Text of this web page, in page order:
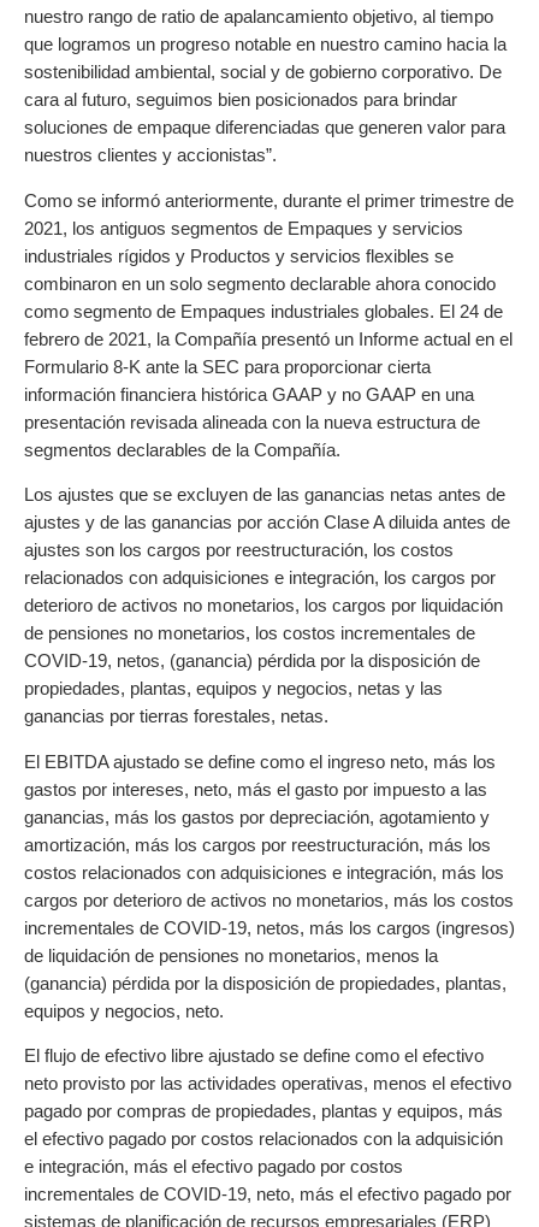
nuestro rango de ratio de apalancamiento objetivo, al tiempo
que logramos un progreso notable en nuestro camino hacia la
sostenibilidad ambiental, social y de gobierno corporativo. De
cara al futuro, seguimos bien posicionados para brindar
soluciones de empaque diferenciadas que generen valor para
nuestros clientes y accionistas”.
Como se informó anteriormente, durante el primer trimestre de
2021, los antiguos segmentos de Empaques y servicios
industriales rígidos y Productos y servicios flexibles se
combinaron en un solo segmento declarable ahora conocido
como segmento de Empaques industriales globales. El 24 de
febrero de 2021, la Compañía presentó un Informe actual en el
Formulario 8-K ante la SEC para proporcionar cierta
información financiera histórica GAAP y no GAAP en una
presentación revisada alineada con la nueva estructura de
segmentos declarables de la Compañía.
Los ajustes que se excluyen de las ganancias netas antes de
ajustes y de las ganancias por acción Clase A diluida antes de
ajustes son los cargos por reestructuración, los costos
relacionados con adquisiciones e integración, los cargos por
deterioro de activos no monetarios, los cargos por liquidación
de pensiones no monetarios, los costos incrementales de
COVID-19, netos, (ganancia) pérdida por la disposición de
propiedades, plantas, equipos y negocios, netas y las
ganancias por tierras forestales, netas.
El EBITDA ajustado se define como el ingreso neto, más los
gastos por intereses, neto, más el gasto por impuesto a las
ganancias, más los gastos por depreciación, agotamiento y
amortización, más los cargos por reestructuración, más los
costos relacionados con adquisiciones e integración, más los
cargos por deterioro de activos no monetarios, más los costos
incrementales de COVID-19, netos, más los cargos (ingresos)
de liquidación de pensiones no monetarios, menos la
(ganancia) pérdida por la disposición de propiedades, plantas,
equipos y negocios, neto.
El flujo de efectivo libre ajustado se define como el efectivo
neto provisto por las actividades operativas, menos el efectivo
pagado por compras de propiedades, plantas y equipos, más
el efectivo pagado por costos relacionados con la adquisición
e integración, más el efectivo pagado por costos
incrementales de COVID-19, neto, más el efectivo pagado por
sistemas de planificación de recursos empresariales (ERP)